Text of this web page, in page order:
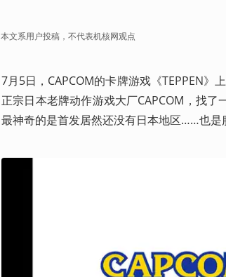
本文系用户投稿，不代表机核网观点
7月5日，CAPCOM的卡牌游戏《TEPPEN》
正宗日本老牌动作游戏大厂CAPCOM，找
最神奇的是首发居然还没有日本地区……也是